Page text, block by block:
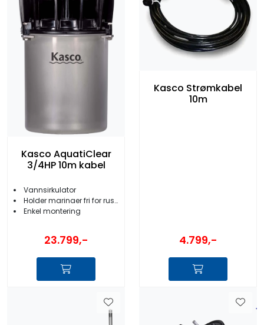
Kasco AquatiClear
3/4HP 10m kabel
Vannsirkulator
Holder marinaer fri for rusk og rask
Enkel montering
23.799,-
Kasco Strømkabel
10m
4.799,-